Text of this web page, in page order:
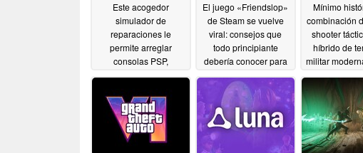
Este acogedor
simulador de
reparaciones le
permite arreglar
consolas PSP,
dispositivos retro en el
Akihabara de la
década de los 2000.
06/20/2026
El juego «Friendslop»
de Steam se vuelve
viral: consejos que
todo principiante
debería conocer para
Chameleon»06/18/2026
Mínimo
combinación
shooter
híbrido de
militar
Steam
06/